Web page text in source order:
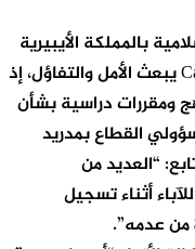
بالمملكة الأيبيرية
(UCIDE)، أن “اللقاء الذي جمعه بـCarmen يبعث الأمل والتفاؤل، إذ
ومقررات دراسية بشأن
القطاع بمدريد
“العديد من
أثناء تسجيل
من عدمه”.